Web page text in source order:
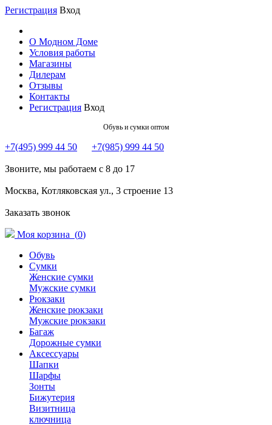
Регистрация Вход
О Модном Доме
Условия работы
Магазины
Дилерам
Отзывы
Контакты
Регистрация Вход
Обувь и сумки оптом
+7(495) 999 44 50 +7(985) 999 44 50
Звоните, мы работаем с 8 до 17
Москва, Котляковская ул., 3 строение 13
Заказать звонок
Моя корзина (0)
Обувь
Сумки
Женские сумки
Мужские сумки
Рюкзаки
Женские рюкзаки
Мужские рюкзаки
Багаж
Дорожные сумки
Аксессуары
Шапки
Шарфы
Зонты
Бижутерия
Визитница
ключница